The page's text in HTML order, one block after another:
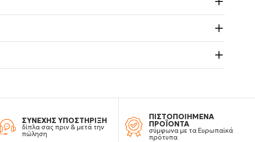
ΣΥΝΕΧΗΣ ΥΠΟΣΤΗΡΙΞΗ
δίπλα σας πριν & μετά την
πώληση
ΠΙΣΤΟΠΟΙΗΜΕΝΑ
ΠΡΟΪΟΝΤΑ
σύμφωνα με τα Ευρωπαϊκά
πρότυπα